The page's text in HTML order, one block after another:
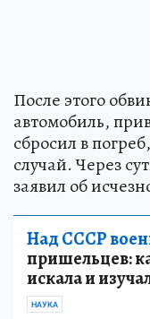
После этого
автомобиль,
сбросил в
случай. Через
заявил об
Над СССР
пришельцев:
искала и
НАУКА